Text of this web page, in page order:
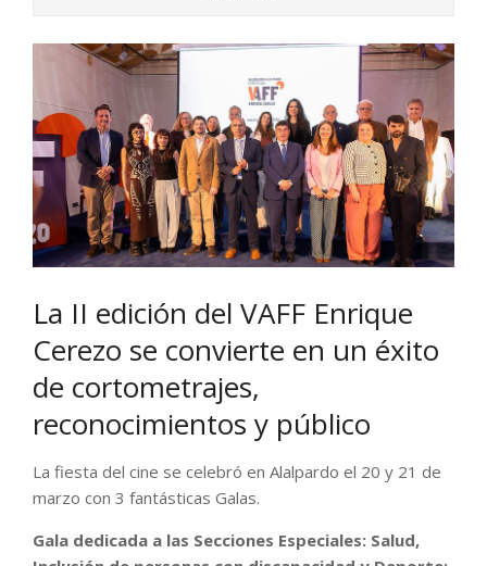
La II edición del VAFF Enrique
Cerezo se convierte en un éxito
de cortometrajes,
reconocimientos y público
La fiesta del cine se celebró en Alalpardo el 20 y 21 de
marzo con 3 fantásticas Galas.
Gala dedicada a las Secciones Especiales: Salud,